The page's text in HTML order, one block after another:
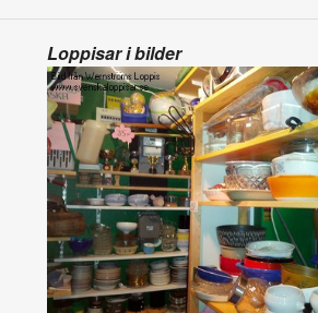
Loppisar i bilder